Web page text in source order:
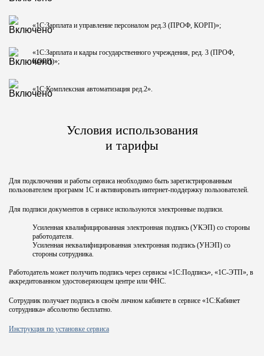
«1С:Зарплата и управление персоналом ред.3 (ПРОФ, КОРП)»;
«1С:Зарплата и кадры государственного учреждения, ред. 3 (ПРОФ,
КОРП)»;
«1С:Комплексная автоматизация ред.2».
Условия использования
и тарифы
Для подключения и работы сервиса необходимо быть зарегистрированным
пользователем программ 1С и активировать интернет-поддержку пользователей.
Для подписи документов в сервисе используются электронные подписи.
Усиленная квалифицированная электронная подпись (УКЭП) со стороны
работодателя.
Усиленная неквалифицированная электронная подпись (УНЭП) со
стороны сотрудника.
Работодатель может получить подпись через сервисы «1С:Подпись», «1С-ЭТП», в
аккредитованном удостоверяющем центре или ФНС.
Сотрудник получает подпись в своём личном кабинете в сервисе «1С:Кабинет
сотрудника» абсолютно бесплатно.
Инструкция по установке сервиса